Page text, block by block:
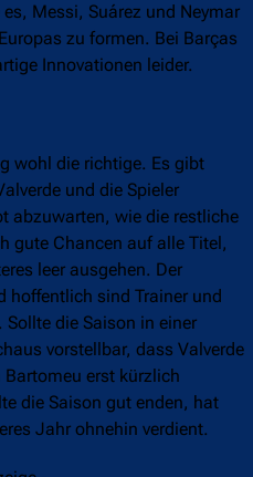
Messi, Suárez und Neymar
zu formen. Bei Barças
Innovationen leider.
wohl die richtige. Es gibt
und die Spieler
abzuwarten, wie die restliche
gute Chancen auf alle Titel,
leer ausgehen. Der
hoffentlich sind Trainer und
Sollte die Saison in einer
vorstellbar, dass Valverde
erst kürzlich
die Saison gut enden, hat
Jahr ohnehin verdient.